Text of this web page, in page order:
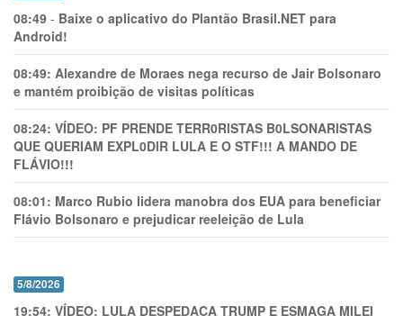
08:49 - Baixe o aplicativo do Plantão Brasil.NET para
Android!
08:49: Alexandre de Moraes nega recurso de Jair Bolsonaro
e mantém proibição de visitas políticas
08:24: VÍDEO: PF PRENDE TERR0RlSTAS B0LSONARlSTAS
QUE QUERIAM EXPL0DlR LULA E O STF!!! A MANDO DE
FLÁVIO!!!
08:01: Marco Rubio lidera manobra dos EUA para beneficiar
Flávio Bolsonaro e prejudicar reeleição de Lula
5/8/2026
19:54: VÍDEO: LULA DESPEDAÇA TRUMP E ESMAGA MILEI